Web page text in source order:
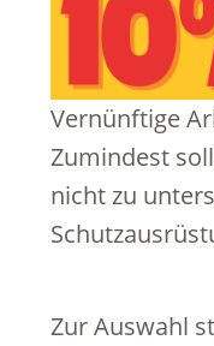
Vernünftige
Zumindest
nicht zu
Zur Auswahl